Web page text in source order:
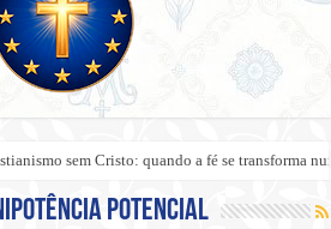
sem Cristo: quando a fé se transforma
potencial